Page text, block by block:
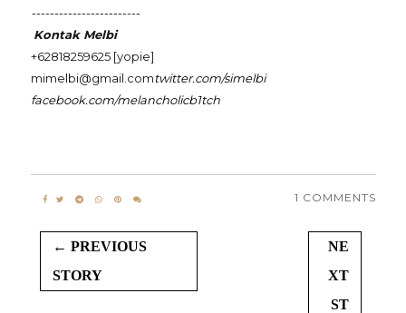
------------------------
Kontak Melbi
+62818259625 [yopie]
mimelbi@gmail.comtwitter.com/simelbi
facebook.com/melancholicb1tch
1 COMMENTS
← PREVIOUS
STORY
NE
XT
ST